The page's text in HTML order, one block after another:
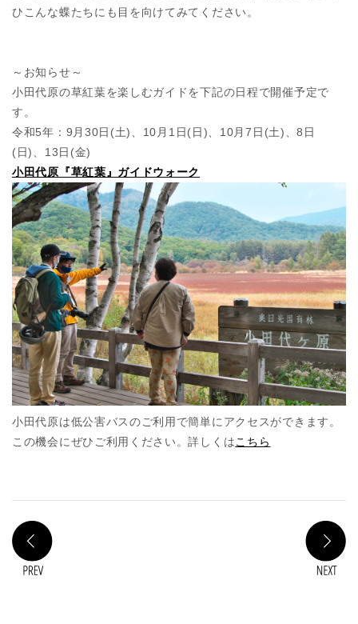
ひこんな蝶たちにも目を向けてみてください。
～お知らせ～
小田代原の草紅葉を楽しむガイドを下記の日程で開催予定で
す。
令和5年：9月30日(土)、10月1日(日)、10月7日(土)、8日
(日)、13日(金)
小田代原『草紅葉』ガイドウォーク
小田代原は低公害バスのご利用で簡単にアクセスができます。
この機会にぜひご利用ください。詳しくはこちら